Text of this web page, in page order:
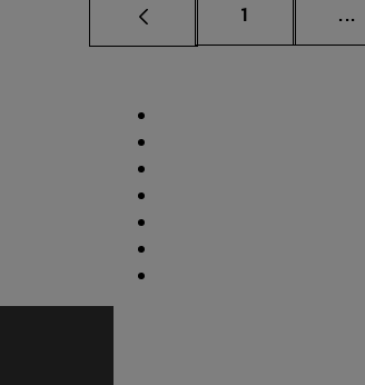
Página
1 ...